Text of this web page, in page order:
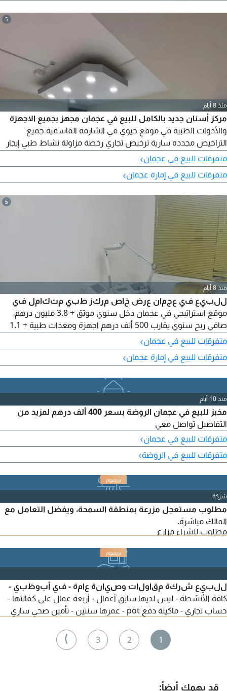
5
منذ 8 أيام
مركز أسنان جديد بالكامل للبيع في عجمان مجهز بجميع الاجهزة
والأدوات الطبية في موقع حيوي في الشارقة القاسمية جميع
التراخيص مجدده سارية ترخيص تجاري رخصة مزاولة نشاط طبي إيجار
سنوي 42000 سعر البيع 400000
متفرقات للبيع في عجمان›
متفرقات للبيع في إمارة عجمان›
5
منذ 8 أيام
للبيع في عجمان عرض خاص مركز طبي متكامل في
موقع استراتيجي في عجمان دخل سنوي موثق + 3.8 مليون درهم،
صافي ربح سنوي يقارب 500 ألف درهم اجهزة ومعدات طبية + 1.1
مليون درهم بدون ديون - خاضع لتفتيش وزارة الصحة جاهز للنقل
والتشغيل فورا ROI يصل الى 40% سنويا السعر عرض خاص 800000
درهم
متفرقات للبيع في عجمان›
متفرقات للبيع في إمارة عجمان›
منذ 10 أيام
مخبز للبيع في عجمان الروضة بسعر 400 ألف درهم لمزيد من
التفاصيل تواصل معي
متفرقات للبيع في عجمان›
متفرقات للبيع في الروضة›
شركة
مطلوب مستعجل مزرعة بمنطقة السمحة، ويفضل التعامل مع
المالك مباشرة.
مطلوب للشراء مزارع
للبيع شركة مقاولات وصيانة عامة - في أبوظبي -
كافة الأنشطة - ليس لديها سابق أعمال - أربعة عمال على كفالتها -
حساب تجاري - ماكينة دفع pot - عمرها سنتين - تأمين صحي ساري
1
2
3
⟩
قد يهمك أيضاً: